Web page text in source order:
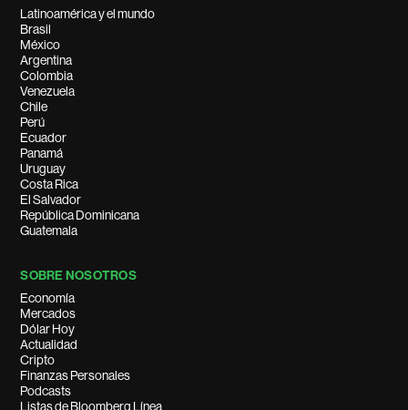
Latinoamérica y el mundo
Brasil
México
Argentina
Colombia
Venezuela
Chile
Perú
Ecuador
Panamá
Uruguay
Costa Rica
El Salvador
República Dominicana
Guatemala
SOBRE NOSOTROS
Economía
Mercados
Dólar Hoy
Actualidad
Cripto
Finanzas Personales
Podcasts
Listas de Bloomberg Línea